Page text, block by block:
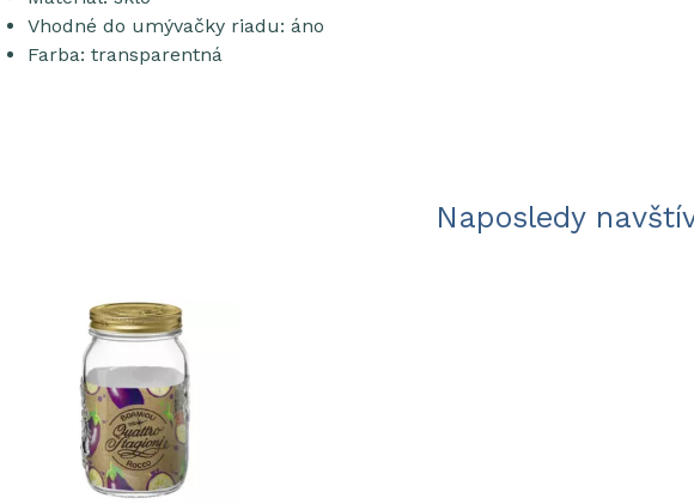
Vhodné do umývačky riadu: áno
Farba: transparentná
Naposledy